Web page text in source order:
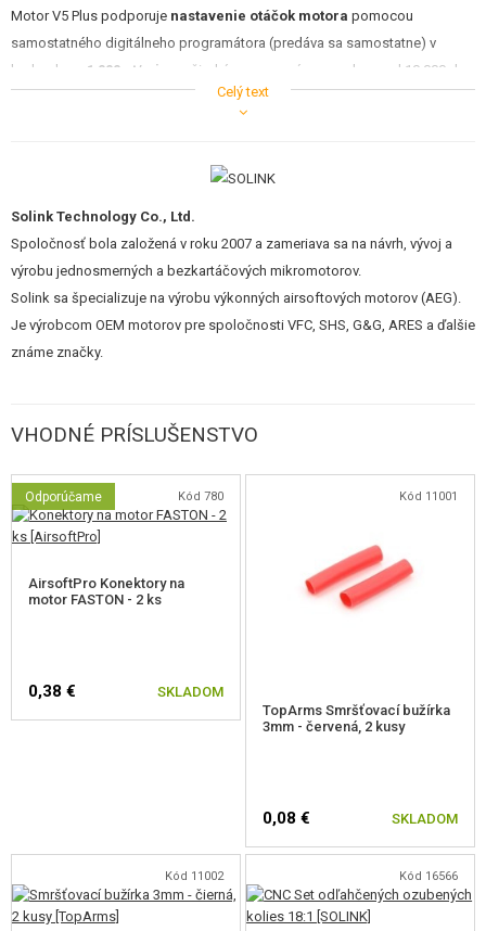
Motor V5 Plus podporuje nastavenie otáčok motora pomocou
samostatného digitálneho programátora (predáva sa samostatne) v
krokoch
po 1 000 ot/min
so širokým pracovným rozsahom od 10 000 do
V5 PLUS 46k , krátka osička
Rozlúčte sa so západkou spätného chodu
a motora. Rozlúčte sa so západkou spätného chodu a privítajte nový
V5 motory, dokáže
nastaviť rýchlosť motora(resp. krútiaci moment) v
krokoch po 1 000 otáčkach za minútu a zároveň poskytuje funkciu
Vymeniteľný oceľový hriadeľ motora
Celý text
Solink Technology Co., Ltd.
Spoločnosť bola založená v roku 2007 a zameriava sa na návrh, vývoj a
výrobu jednosmerných a bezkartáčových mikromotorov.
Solink sa špecializuje na výrobu výkonných airsoftových motorov (AEG).
Je výrobcom OEM motorov pre spoločnosti VFC, SHS, G&G, ARES a ďalšie
známe značky.
VHODNÉ PRÍSLUŠENSTVO
Odporúčame Kód 780
AirsoftPro Konektory na
motor FASTON - 2 ks
0,38 € SKLADOM
Kód 11001
TopArms Smršťovací bužírka
3mm - červená, 2 kusy
0,08 € SKLADOM
Kód 11002 Kód 16566